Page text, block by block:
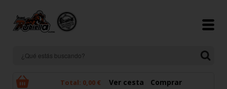
Total: 0,00 € Ver cesta Comprar